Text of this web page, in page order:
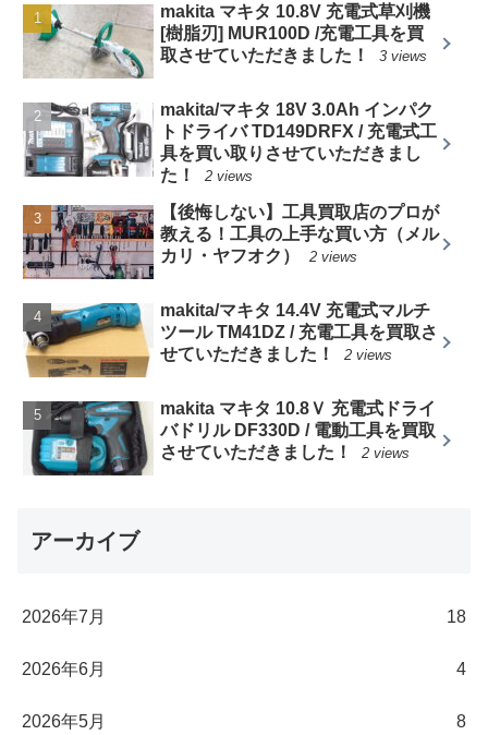
makita マキタ 10.8V 充電式草刈機
[樹脂刃] MUR100D /充電工具を買
取させていただきました！
3 views
makita/マキタ 18V 3.0Ah インパク
トドライバ TD149DRFX / 充電式工
具を買い取りさせていただきまし
た！
2 views
【後悔しない】工具買取店のプロが
教える！工具の上手な買い方（メル
カリ・ヤフオク）
2 views
makita/マキタ 14.4V 充電式マルチ
ツール TM41DZ / 充電工具を買取さ
せていただきました！
2 views
makita マキタ 10.8Ｖ 充電式ドライ
バドリル DF330D / 電動工具を買取
させていただきました！
2 views
アーカイブ
2026年7月 18
2026年6月 4
2026年5月 8